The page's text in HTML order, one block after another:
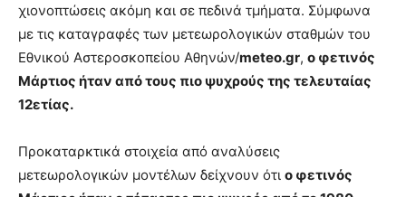
the
meaning
pain.
pornhun
χιονοπτώσεις ακόμη και σε πεδινά τμήματα. Σύμφωνα
με τις καταγραφές των μετεωρολογικών σταθμών του
Εθνικού Αστεροσκοπείου Αθηνών/meteo.gr, ο φετινός
Μάρτιος ήταν από τους πιο ψυχρούς της τελευταίας
12ετίας.
Προκαταρκτικά στοιχεία από αναλύσεις
μετεωρολογικών μοντέλων δείχνουν ότι ο φετινός